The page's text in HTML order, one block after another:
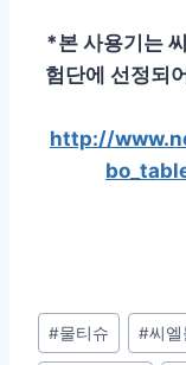
*본 사용기는
험단에 선정되
http://
Post
Tags:
#물티슈 #씨엘